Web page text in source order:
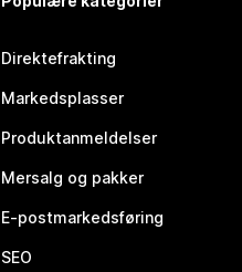
Direktefrakting
Markedsplasser
Produktanmeldelser
Mersalg og pakker
E-postmarkedsføring
SEO